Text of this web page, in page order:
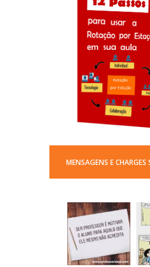
MENSAGENS E CHARGES